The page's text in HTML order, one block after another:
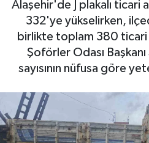
Alaşehir'de J plakalı ticari
332'ye yükselirken,
birlikte toplam 380 ticari
Şoförler Odası
sayısının nüfusa göre
Haber Arşivi